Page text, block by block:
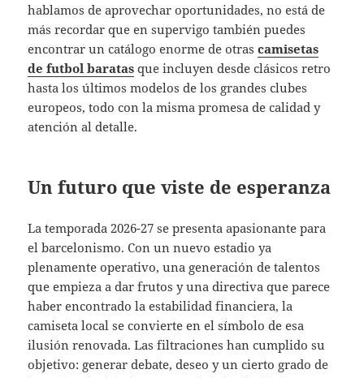
hablamos de aprovechar oportunidades, no está de
más recordar que en supervigo también puedes
encontrar un catálogo enorme de otrascamisetas
de futbol baratas que incluyen desde clásicos retro
hasta los últimos modelos de los grandes clubes
europeos, todo con la misma promesa de calidad y
atención al detalle.
Un futuro que viste de esperanza
La temporada 2026-27 se presenta apasionante para
el barcelonismo. Con un nuevo estadio ya
plenamente operativo, una generación de talentos
que empieza a dar frutos y una directiva que parece
haber encontrado la estabilidad financiera, la
camiseta local se convierte en el símbolo de esa
ilusión renovada. Las filtraciones han cumplido su
objetivo: generar debate, deseo y un cierto grado de